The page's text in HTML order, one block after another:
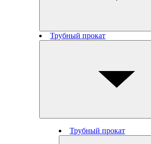
Трубный прокат
Трубный прокат